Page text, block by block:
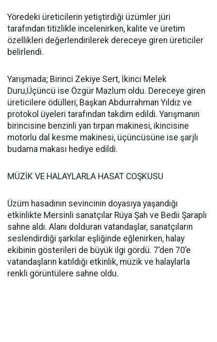
Yöredeki üreticilerin yetiştirdiği üzümler jüri
tarafından titizlikle incelenirken, kalite ve üretim
özellikleri değerlendirilerek dereceye giren üreticiler
belirlendi.
Yarışmada; Birinci Zekiye Sert, İkinci Melek
Duru,Üçüncü ise Özgür Mazlum oldu. Dereceye giren
üreticilere ödülleri, Başkan Abdurrahman Yıldız ve
protokol üyeleri tarafından takdim edildi. Yarışmanın
birincisine benzinli yan tırpan makinesi, ikincisine
motorlu dal kesme makinesi, üçüncüsüne ise şarjlı
budama makası hediye edildi.
MÜZİK VE HALAYLARLA HASAT COŞKUSU
Üzüm hasadının sevincinin doyasıya yaşandığı
etkinlikte Mersinli sanatçılar Rüya Şah ve Bedii Şaraplı
sahne aldı. Alanı dolduran vatandaşlar, sanatçıların
seslendirdiği şarkılar eşliğinde eğlenirken, halay
ekibinin gösterileri de büyük ilgi gördü. 7’den 70’e
vatandaşların katıldığı etkinlik, müzik ve halaylarla
renkli görüntülere sahne oldu.